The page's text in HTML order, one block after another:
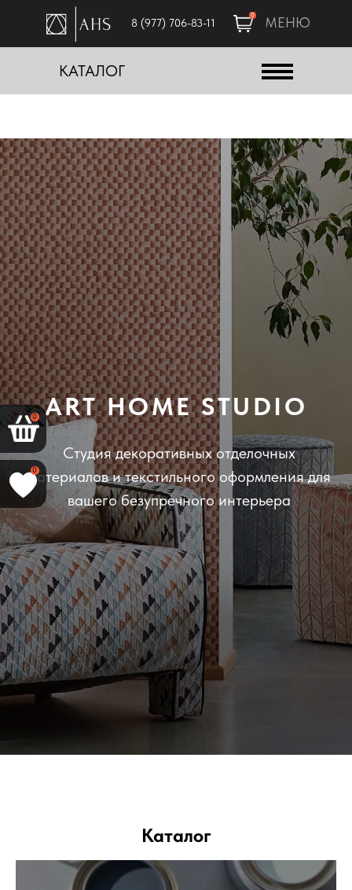
МЕНЮ
0
8 (977) 706-83-11
КАТАЛОГ
0
0
Студия декоративных отделочных
материалов и текстильного оформления для
вашего безупречного интерьера
ART HOME STUDIO
Каталог